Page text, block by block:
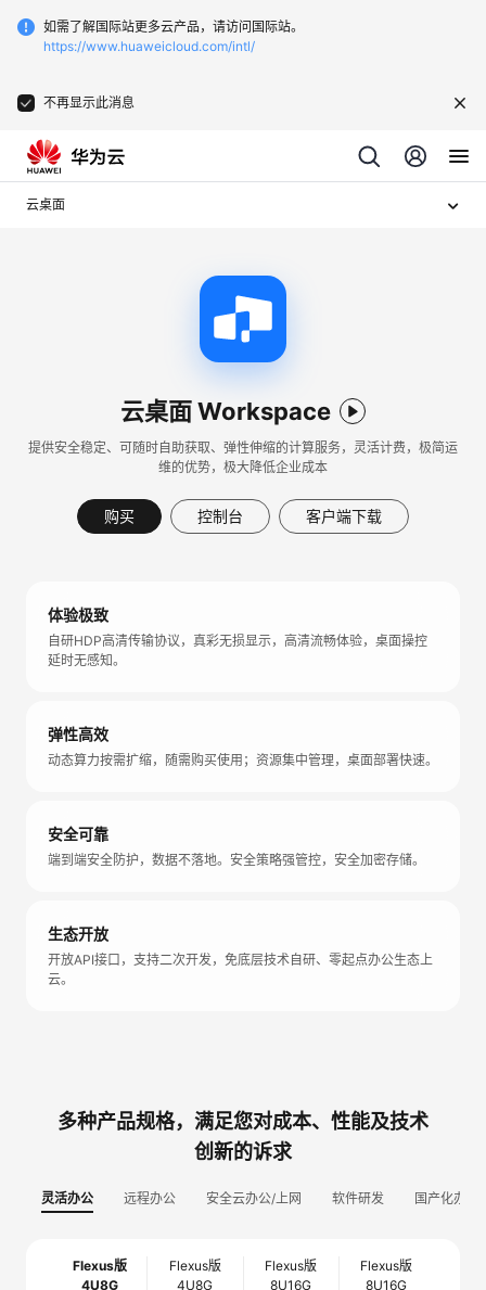
如需了解国际站更多云产品，请访问国际站。
https://www.huaweicloud.com/intl/
不再显示此消息
云桌面
云桌面 Workspace
提供安全稳定、可随时自助获取、弹性伸缩的计算服务，灵活计费，极简运
维的优势，极大降低企业成本
购买 控制台 客户端下载
体验极致
自研HDP高清传输协议，真彩无损显示，高清流畅体验，桌面操控
延时无感知。
弹性高效
动态算力按需扩缩，随需购买使用；资源集中管理，桌面部署快速。
安全可靠
端到端安全防护，数据不落地。安全策略强管控，安全加密存储。
生态开放
开放API接口，支持二次开发，免底层技术自研、零起点办公生态上
云。
多种产品规格，满足您对成本、性能及技术
创新的诉求
灵活办公 远程办公 安全云办公/上网 软件研发 国产化办公
Flexus版
4U8G
Flexus版
4U8G
Flexus版
8U16G
Flexus版
8U16G